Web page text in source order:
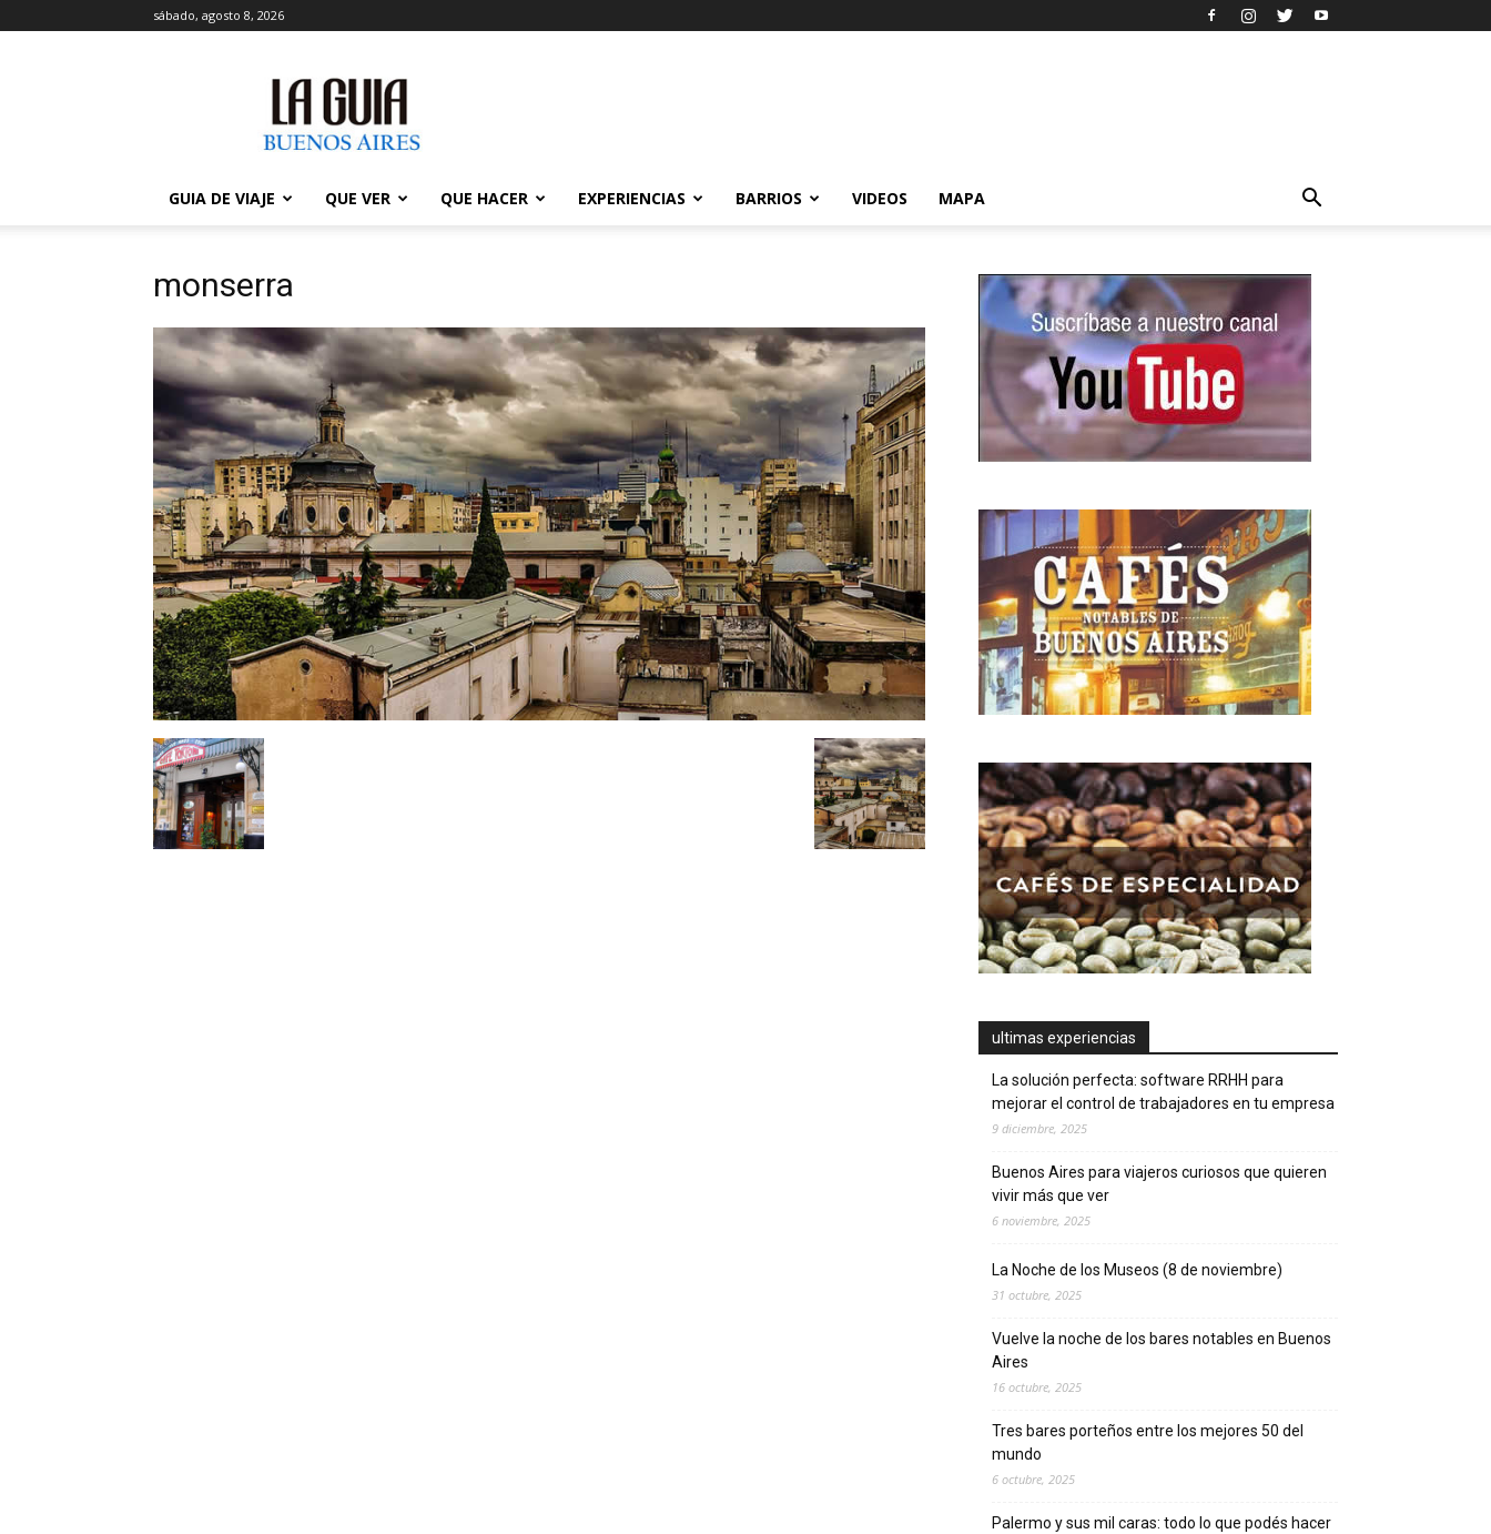
sábado, agosto 8, 2026
Guía
de
Buenos
GUIA DE VIAJE
QUE VER QUE HACER EXPERIENCIAS BARRIOS VIDEOS MAPA
monserra
ultimas experiencias
La solución perfecta: software RRHH para
mejorar el control de trabajadores en tu empresa
9 diciembre, 2025
Buenos Aires para viajeros curiosos que quieren
vivir más que ver
6 noviembre, 2025
La Noche de los Museos (8 de noviembre)
31 octubre, 2025
Vuelve la noche de los bares notables en Buenos
Aires
16 octubre, 2025
Tres bares porteños entre los mejores 50 del
mundo
6 octubre, 2025
Palermo y sus mil caras: todo lo que podés hacer